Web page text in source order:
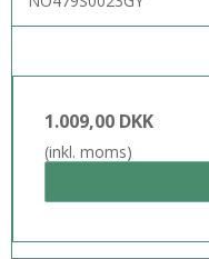
1.009,00 DKK
(inkl. moms)